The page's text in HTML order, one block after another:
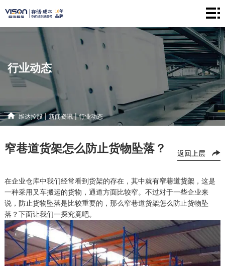
维
心
闻
资
讯
解
决
方
联
系
式
行业动态
维达控股|新闻资讯|行业动态
窄巷道货架怎么防止货物坠落？ 返回上层
在企业仓库中我们经常看到货架的存在，其中就有窄巷道货架，这是
一种采用叉车搬运的货物，通道方面比较窄。不过对于一些企业来
说，防止货物坠落是比较重要的，那么窄巷道货架怎么防止货物坠
落 ？ 下面让我们一探究竟吧。